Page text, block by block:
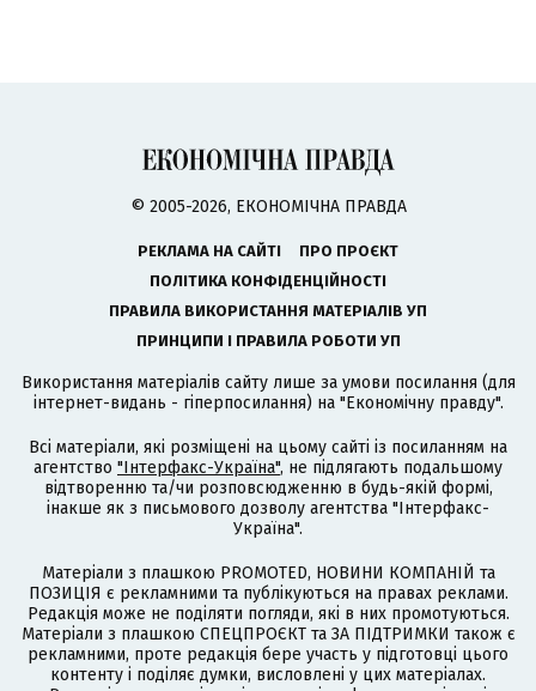
© 2005-2026, ЕКОНОМІЧНА ПРАВДА
РЕКЛАМА НА САЙТІ
ПРО ПРОЄКТ
ПОЛІТИКА КОНФІДЕНЦІЙНОСТІ
ПРАВИЛА ВИКОРИСТАННЯ МАТЕРІАЛІВ УП
ПРИНЦИПИ І ПРАВИЛА РОБОТИ УП
Використання матеріалів сайту лише за умови посилання (для
інтернет-видань - гіперпосилання) на "Економічну правду".
Всі матеріали, які розміщені на цьому сайті із посиланням на
агентство "Інтерфакс-Україна", не підлягають подальшому
відтворенню та/чи розповсюдженню в будь-якій формі,
інакше як з письмового дозволу агентства "Інтерфакс-
Україна".
Матеріали з плашкою PROMOTED, НОВИНИ КОМПАНІЙ та
ПОЗИЦІЯ є рекламними та публікуються на правах реклами.
Редакція може не поділяти погляди, які в них промотуються.
Матеріали з плашкою СПЕЦПРОЄКТ та ЗА ПІДТРИМКИ також є
рекламними, проте редакція бере участь у підготовці цього
контенту і поділяє думки, висловлені у цих матеріалах.